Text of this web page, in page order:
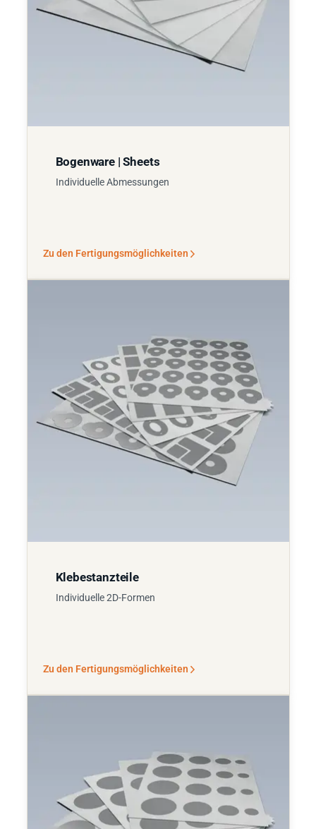
Bogenware | Sheets
Individuelle Abmessungen
Zu den Fertigungsmöglichkeiten
Klebestanzteile
Individuelle 2D-Formen
Zu den Fertigungsmöglichkeiten